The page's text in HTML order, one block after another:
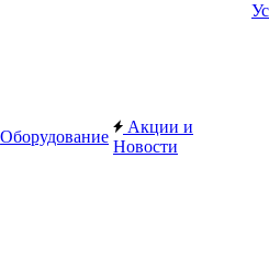
Оборудование
Акции и
Новости